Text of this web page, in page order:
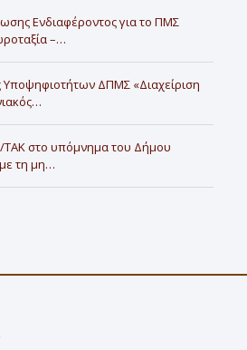
Ενδιαφέροντος για το ΠΜΣ
–…
ΔΠΜΣ «Διαχείριση
ΤΑΚ στο υπόμνημα του Δήμου
τη μη…